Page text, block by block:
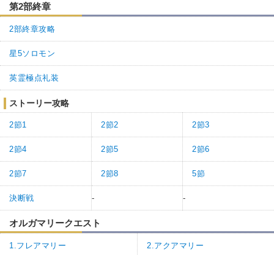
第2部終章
2部終章攻略
星5ソロモン
英霊極点礼装
ストーリー攻略
2節1 2節2 2節3
2節4 2節5 2節6
2節7 2節8 5節
決断戦 - -
オルガマリークエスト
1.フレアマリー 2.アクアマリー